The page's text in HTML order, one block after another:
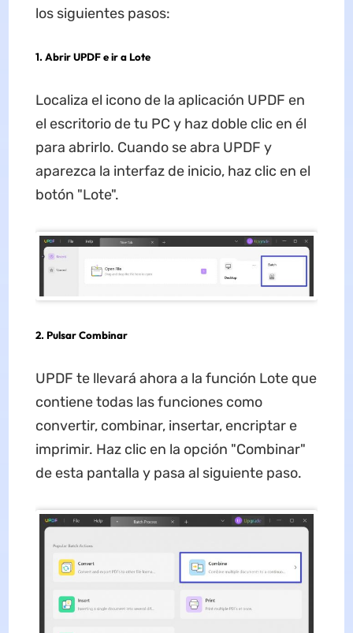
los siguientes pasos:
1.Abrir UPDF e ir a Lote
Localiza el icono de la aplicación UPDF en
el escritorio de tu PC y haz doble clic en él
para abrirlo. Cuando se abra UPDF y
aparezca la interfaz de inicio, haz clic en el
botón "Lote".
2.Pulsar Combinar
UPDF te llevará ahora a la función Lote que
contiene todas las funciones como
convertir, combinar, insertar, encriptar e
imprimir. Haz clic en la opción "Combinar"
de esta pantalla y pasa al siguiente paso.